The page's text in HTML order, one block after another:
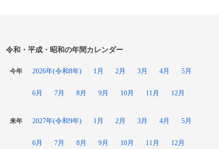
令和・平成・昭和の年間カレンダー
今年 2026年(令和8年) 1月 2月 3月 4月 5月
6月 7月 8月 9月 10月 11月 12月
来年 2027年(令和9年) 1月 2月 3月 4月 5月
6月 7月 8月 9月 10月 11月 12月